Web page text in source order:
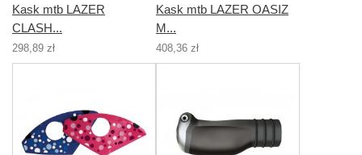
Kask mtb LAZER
CLASH...
298,89 zł
Kask mtb LAZER OASIZ
M...
408,36 zł